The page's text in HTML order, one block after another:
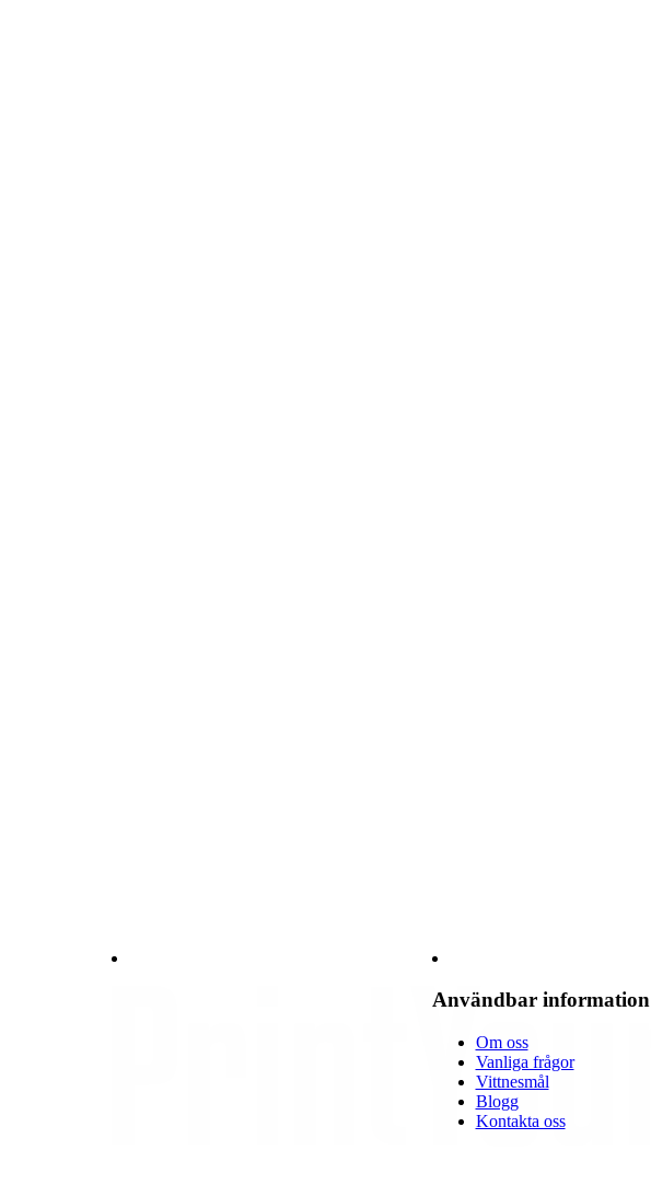
Användbar information
Om oss
Vanliga frågor
Vittnesmål
Blogg
Kontakta oss